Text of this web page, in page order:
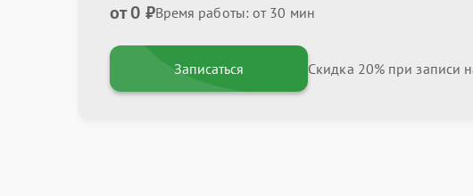
от 0 ₽Время работы: от 30 мин
Записаться Скидка 20% при записи